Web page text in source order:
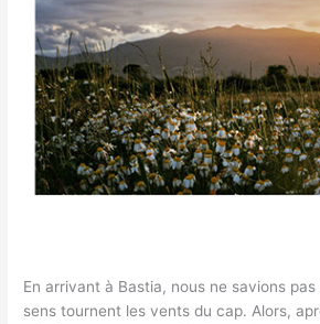
En arrivant à Bastia, nous ne savions
sens tournent les vents du cap. Alors,